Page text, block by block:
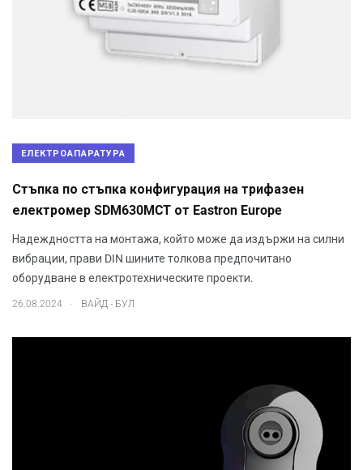
ЕЛЕКТРОАПАРАТУРА
Стъпка по стъпка конфигурация на трифазен
електромер SDM630MCT от Eastron Europe
Надеждността на монтажа, който може да издържи на силни
вибрации, прави DIN шините толкова предпочитано
оборудване в електротехническите проекти.
26.08.2024 . ВАЙД - БУЛ